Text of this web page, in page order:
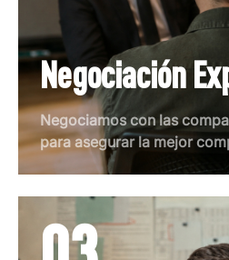
Negociación
Negociamos con las
para asegurar la mejor